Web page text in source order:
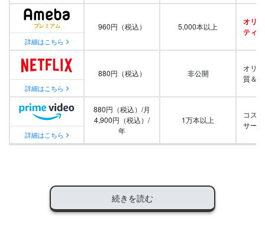
詳細はこちら
960円（税込） 5,000本以上
オリ
ティ
詳細はこちら
880円（税込） 非公開
オリ
質＆
詳細はこちら
880円（税込）/月
4,900円（税込）/
年
1万本以上
コス
サー
続きを読む